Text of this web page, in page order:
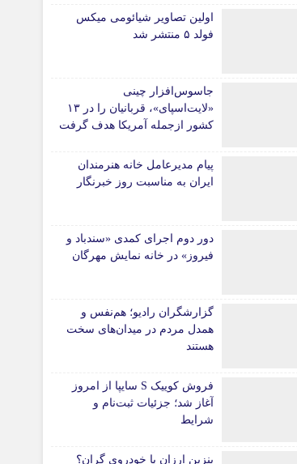
شد
اولین تصاویر شیائومی میکس
فولد ۵ منتشر شد
جاسوس‌افزار چینی
«لایت‌اسپای»، قربانیان را در ۱۳
کشور ازجمله آمریکا هدف گرفت
پیام مدیرعامل خانه هنرمندان
ایران به مناسبت روز خبرنگار
دور دوم اجرای کمدی «سندباد و
فیروز» در خانه نمایش مهرگان
گزارشگران رادیو؛ هم‌نفس و
همدل مردم در میدان‌های سخت
هستند
فروش کوییک S سایپا از امروز
آغاز شد؛ جزئیات ثبت‌نام و
شرایط
بنزین ارزان یا خودروی گران؟